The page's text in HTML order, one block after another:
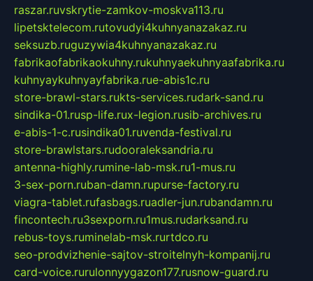
raszar.ruvskrytie-zamkov-moskva113.ru
lipetsktelecom.rutovudyi4kuhnyanazakaz.ru
seksuzb.ruguzywia4kuhnyanazakaz.ru
fabrikaofabrikaokuhny.rukuhnyaekuhnyaafabrika.ru
kuhnyaykuhnyayfabrika.rue-abis1c.ru
store-brawl-stars.rukts-services.rudark-sand.ru
sindika-01.rusp-life.rux-legion.rusib-archives.ru
e-abis-1-c.rusindika01.ruvenda-festival.ru
store-brawlstars.rudooraleksandria.ru
antenna-highly.rumine-lab-msk.ru1-mus.ru
3-sex-porn.ruban-damn.rupurse-factory.ru
viagra-tablet.rufasbags.ruadler-jun.rubandamn.ru
fincontech.ru3sexporn.ru1mus.rudarksand.ru
rebus-toys.ruminelab-msk.rurtdco.ru
seo-prodvizhenie-sajtov-stroitelnyh-kompanij.ru
card-voice.rurulonnyygazon177.rusnow-guard.ru